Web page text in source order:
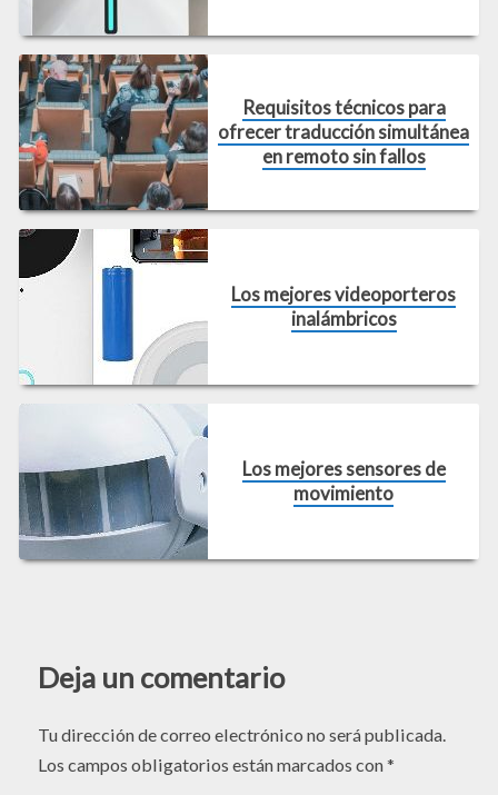
Requisitos técnicos para
ofrecer traducción simultánea
en remoto sin fallos
Los mejores videoporteros
inalámbricos
Los mejores sensores de
movimiento
Deja un comentario
Tu dirección de correo electrónico no será publicada.
Los campos obligatorios están marcados con*